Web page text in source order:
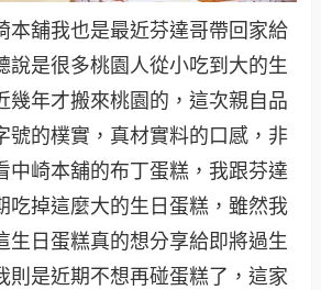
本舖我也是最近芬達哥帶回家給
說是很多桃園人從小吃到大的生
幾年才搬來桃園的，這次親自品
號的樸實，真材實料的口感，非
中崎本舖的布丁蛋糕，我跟芬達
吃掉這麼大的生日蛋糕，雖然我
生日蛋糕真的想分享給即將過生
則是近期不想再碰蛋糕了，這家